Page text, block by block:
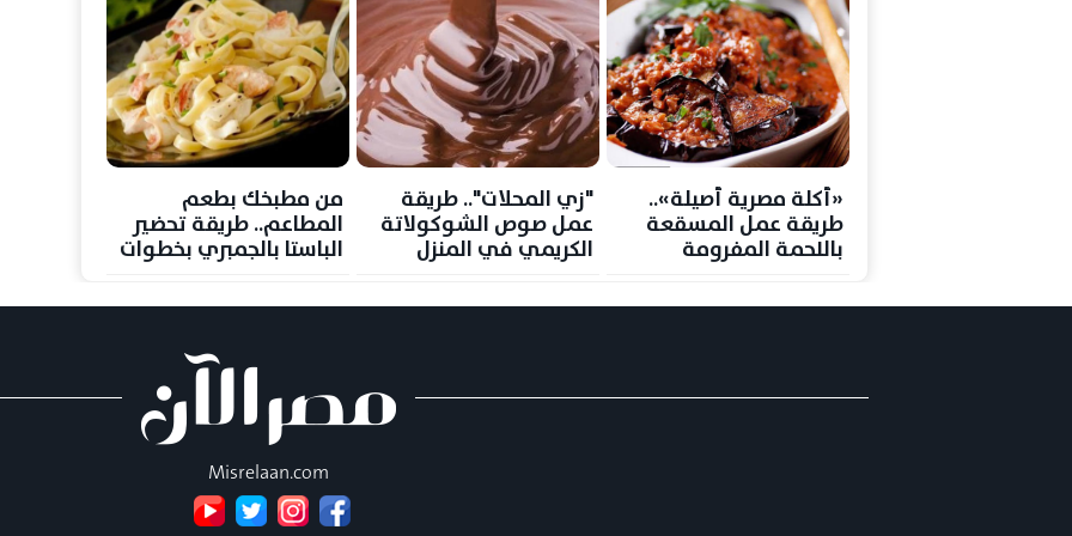
«أكلة مصرية أصيلة»..
طريقة عمل المسقعة
باللحمة المفرومة
"زي المحلات".. طريقة
عمل صوص الشوكولاتة
الكريمي في المنزل
من مطبخك بطعم
المطاعم.. طريقة تحضير
الباستا بالجمبري بخطوات
Misrelaan.com